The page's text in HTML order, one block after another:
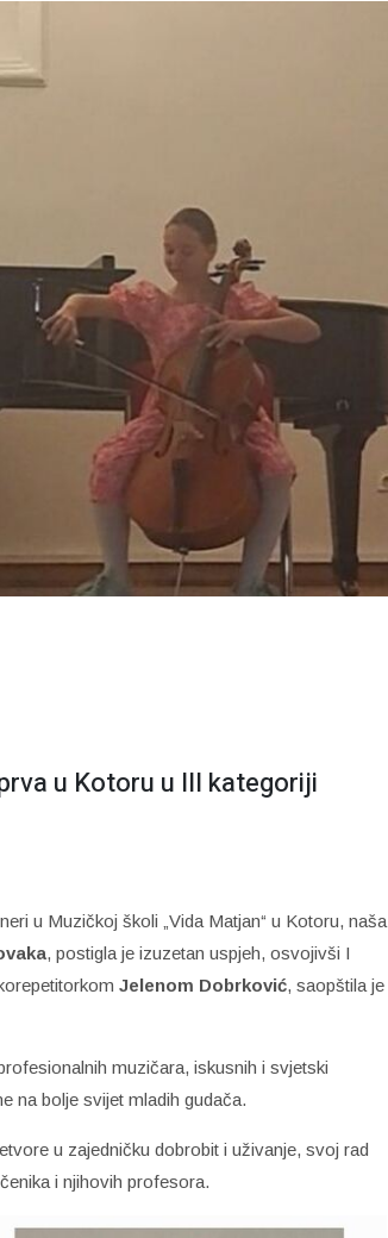
u Kotoru u III kategoriji
u Muzičkoj školi „Vida Matjan“ u Kotoru, naša
, postigla je izuzetan uspjeh, osvojivši I
Jelenom Dobrković, saopštila je
muzičara, iskusnih i svjetski
na bolje svijet mladih gudača.
u zajedničku dobrobit i uživanje, svoj rad
i njihovih profesora.